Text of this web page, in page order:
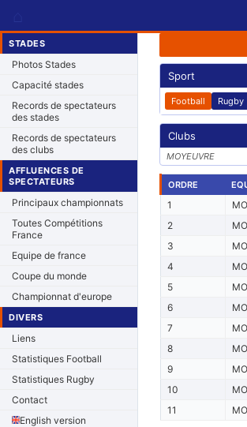
STADES
Photos Stades
Capacité stades
Records de spectateurs
des stades
Records de spectateurs
des clubs
AFFLUENCES DE
SPECTATEURS
Principaux championnats
Toutes Compétitions
France
Equipe de france
Coupe du monde
Championnat d'europe
DIVERS
Liens
Statistiques Football
Statistiques Rugby
Contact
English version
Sport
Football Rugby
Clubs
MOYEUVRE
ORDRE
1
2
3
4
5
6
7
8
9
10
11